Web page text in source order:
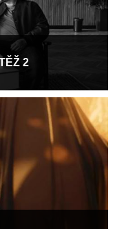
2
v Mezinárodní